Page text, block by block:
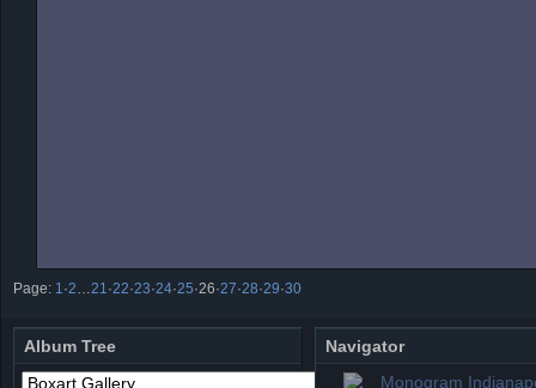
Page: 1 ·2 21 ·22·23·24·25·26·27·28·29·30
Album Tree Navigator